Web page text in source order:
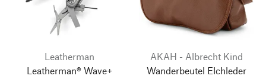
Leatherman
Leatherman® Wave+
AKAH - Albrecht Kind
Wanderbeutel Elchleder